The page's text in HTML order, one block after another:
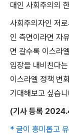
대인 사회주의의
사회주의자인 저
인 측면이라면 자
면 갈수록 이스라
입장을 내비친다
이스라엘 정책 변
기대해보고 싶습
(기사 등록
* 글이 흥미롭고